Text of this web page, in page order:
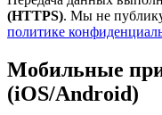
(HTTPS). Мы не
политике
Мобильные
(iOS/Android)